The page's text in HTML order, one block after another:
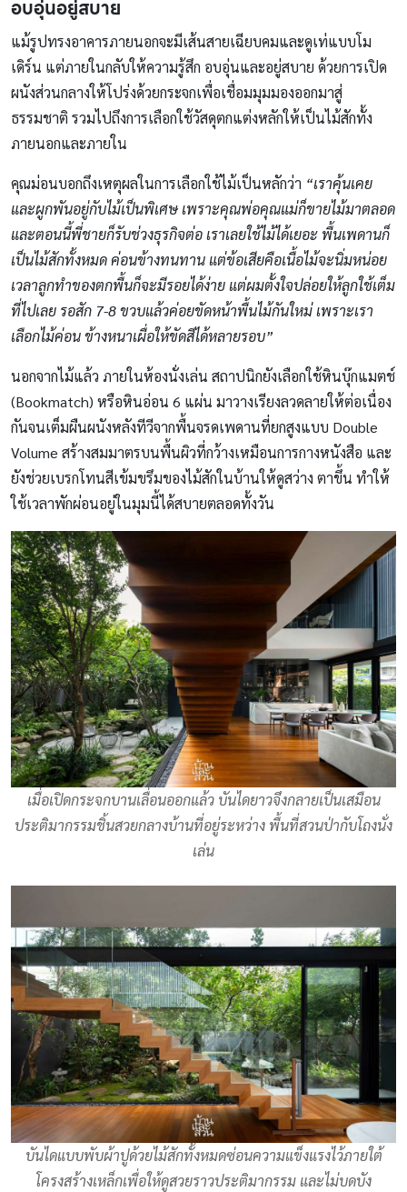
อบอุ่นอยู่สบาย
แม้รูปทรงอาคารภายนอกจะมีเส้นสายเฉียบคมและดูเท่แบบโม
เดิร์น แต่ภายในกลับให้ความรู้สึก อบอุ่นและอยู่สบาย ด้วยการเปิด
ผนังส่วนกลางให้โปร่งด้วยกระจกเพื่อเชื่อมมุมมองออกมาสู่
ธรรมชาติ รวมไปถึงการเลือกใช้วัสดุตกแต่งหลักให้เป็นไม้สักทั้ง
ภายนอกและภายใน
คุณม่อนบอกถึงเหตุผลในการเลือกใช้ไม้เป็นหลักว่า “เราคุ้นเคย
และผูกพันอยู่กับไม้เป็นพิเศษ เพราะคุณพ่อคุณแม่ก็ขายไม้มาตลอด
และตอนนี้พี่ชายก็รับช่วงธุรกิจต่อ เราเลยใช้ไม้ได้เยอะ พื้นเพดานก็
เป็นไม้สักทั้งหมด ค่อนข้างทนทาน แต่ข้อเสียคือเนื้อไม้จะนิ่มหน่อย
เวลาลูกทำของตกพื้นก็จะมีรอยได้ง่าย แต่ผมตั้งใจปล่อยให้ลูกใช้เต็ม
ที่ไปเลย รอสัก 7-8 ขวบแล้วค่อยขัดหน้าพื้นไม้กันใหม่ เพราะเรา
เลือกไม้ค่อน ข้างหนาเผื่อให้ขัดสีได้หลายรอบ”
นอกจากไม้แล้ว ภายในห้องนั่งเล่น สถาปนิกยังเลือกใช้หินบุ๊กแมตช์
(Bookmatch) หรือหินอ่อน 6 แผ่น มาวางเรียงลวดลายให้ต่อเนื่อง
กันจนเต็มผืนผนังหลังทีวีจากพื้นจรดเพดานที่ยกสูงแบบ Double
Volume สร้างสมมาตรบนพื้นผิวที่กว้างเหมือนการกางหนังสือ และ
ยังช่วยเบรกโทนสีเข้มขรึมของไม้สักในบ้านให้ดูสว่าง ตาขึ้น ทำให้
ใช้เวลาพักผ่อนอยู่ในมุมนี้ได้สบายตลอดทั้งวัน
เมื่อเปิดกระจกบานเลื่อนออกแล้ว บันไดยาวจึงกลายเป็นเสมือน
ประติมากรรมชิ้นสวยกลางบ้านที่อยู่ระหว่าง พื้นที่สวนป่ากับโถงนั่ง
เล่น
บันไดแบบพับผ้าปูด้วยไม้สักทั้งหมดซ่อนความแข็งแรงไว้ภายใต้
โครงสร้างเหล็กเพื่อให้ดูสวยราวประติมากรรม และไม่บดบัง